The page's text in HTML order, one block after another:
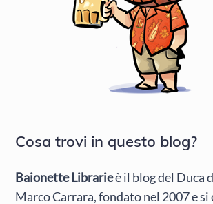
Cosa trovi in questo blog?
Baionette Librarieè il blog del Duca
Marco Carrara, fondato nel 2007 e si